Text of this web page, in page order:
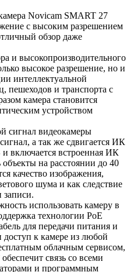
Novicam SMART 27
с высоким разрешением
обзор даже
и высокопроизводительного
высокое разрешение, но и
интеллектуальной
пешеходов и транспорта с
камера становится
устройством
сигнал видеокамеры
а так же сдвигается ИК
включается встроенная ИК
объекты на расстоянии до 40
качество изображения,
шума и как следствие
записи.
использовать камеру в
технологии РоЕ
для передачи питания и
к камере из любой
облачным сервисом,
связь со всеми
и программным